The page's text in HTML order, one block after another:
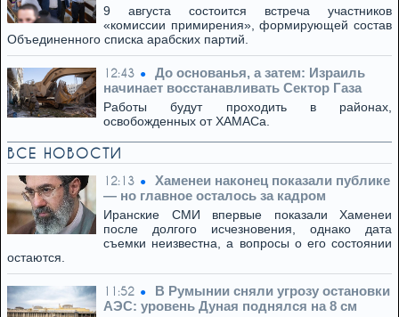
9 августа состоится встреча участников
«комиссии примирения», формирующей состав
Объединенного списка арабских партий.
12:43
До основанья, а затем: Израиль
начинает восстанавливать Сектор Газа
Работы будут проходить в районах,
освобожденных от ХАМАСа.
ВСЕ НОВОСТИ
12:13
Хаменеи наконец показали публике
— но главное осталось за кадром
Иранские СМИ впервые показали Хаменеи
после долгого исчезновения, однако дата
съемки неизвестна, а вопросы о его состоянии
остаются.
11:52
В Румынии сняли угрозу остановки
АЭС: уровень Дуная поднялся на 8 см